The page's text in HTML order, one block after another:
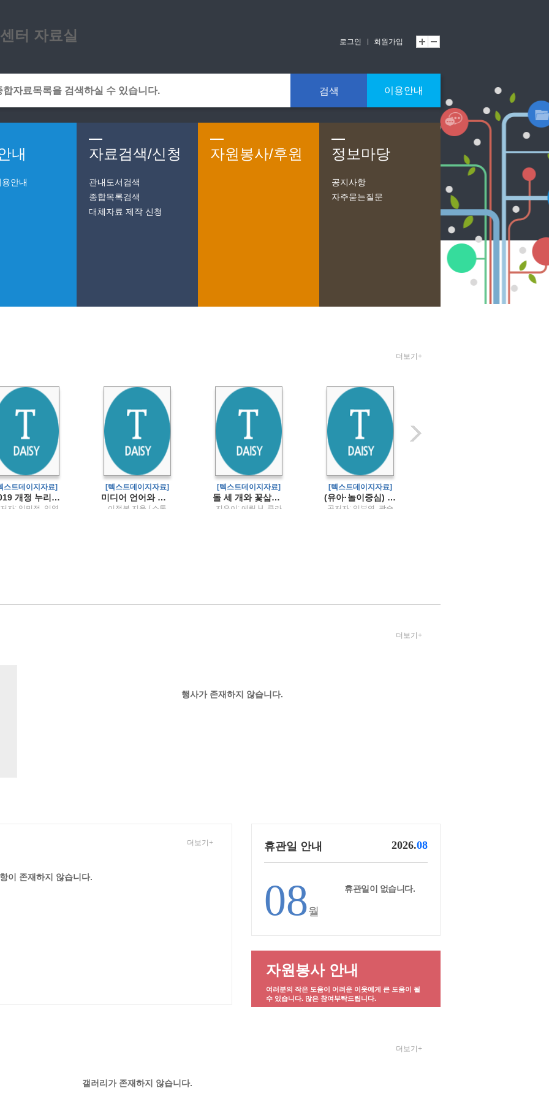
터 자료실 로그인 회원가입
검색 이용안내
내
안내
자료검색/신청
관내도서검색
종합목록검색
대체자료 제작 신청
자원봉사/후원 정보마당
공지사항
자주묻는질문
스트데이지자료]
(2019 개정 누리과정·2024 개정 표준보육과정을 반영한) 영유아건강교육
자: 임민정, 임영
[텍스트데이지자료]
미디어 언어와 문화
이정복 지음 / 소통
[텍스트데이지자료]
돌 세 개와 꽃삽사라진 문명을 역사로 만드는 발굴 이야기
지은이: 에릭 H. 클라
[텍스트데이지자료]
(유아·놀이중심) 유아교육과정
공저자: 임부연, 곽승
더보기+
행사가 존재하지 않습니다.
더보기+
이 존재하지 않습니다.
더보기+ 휴관일 안내 2026.08
08월
휴관일이 없습니다.
자원봉사 안내
여러분의 작은 도움이 어려운 이웃에게 큰 도움이 될
수 있습니다. 많은 참여부탁드립니다.
갤러리가 존재하지 않습니다.
더보기+